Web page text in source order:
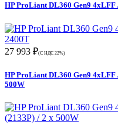
HP ProLiant DL360 Gen9 4xLFF
27 993 ₽(С НДС 22%)
HP ProLiant DL360 Gen9 4xLFF
500W